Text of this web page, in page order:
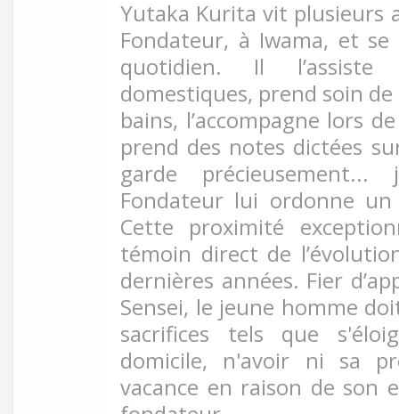
Yutaka Kurita vit plusieurs
Fondateur, à Iwama, et
quotidien. Il
domestiques, prend soin de
bains, l’accompagne lors
prend des notes dictées
garde
Fondateur lui ordonne
Cette proximité
témoin direct de
dernières années. Fier
Sensei, le jeune homme
sacrifices tels que
domicile, n'avoir ni sa
vacance en raison de son